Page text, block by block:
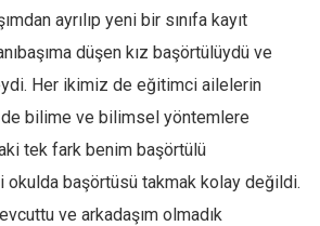
ayrılıp yeni bir sınıfa kayıt
düşen kız başörtülüydü ve
Her ikimiz de eğitimci ailelerin
de bilime ve bilimsel yöntemlere
tek fark benim başörtülü
okulda başörtüsü takmak kolay değildi.
ve arkadaşım olmadık